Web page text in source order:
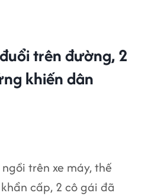
trên đường, 2
khiến dân
trên xe máy, thế
cấp, 2 cô gái đã